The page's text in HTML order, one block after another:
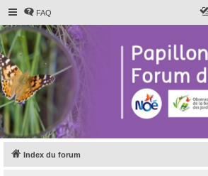
FAQ
Index du forum